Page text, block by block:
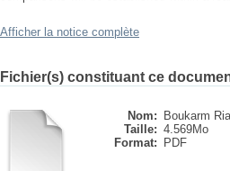
Afficher la notice complète
Fichier(s) constituant ce
Nom:
Boukarm
Taille: 4.569Mo
Format:
PDF